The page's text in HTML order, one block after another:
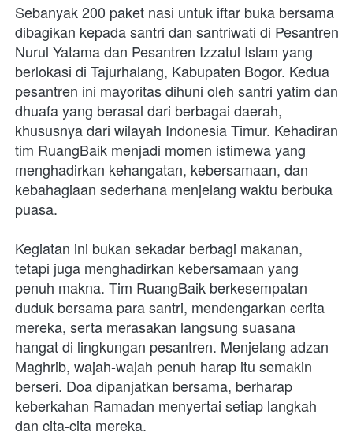
Sebanyak 200 paket nasi untuk iftar buka bersama
dibagikan kepada santri dan santriwati di Pesantren
Nurul Yatama dan Pesantren Izzatul Islam yang
berlokasi di Tajurhalang, Kabupaten Bogor. Kedua
pesantren ini mayoritas dihuni oleh santri yatim dan
dhuafa yang berasal dari berbagai daerah,
khususnya dari wilayah Indonesia Timur. Kehadiran
tim RuangBaik menjadi momen istimewa yang
menghadirkan kehangatan, kebersamaan, dan
kebahagiaan sederhana menjelang waktu berbuka
puasa.
Kegiatan ini bukan sekadar berbagi makanan,
tetapi juga menghadirkan kebersamaan yang
penuh makna. Tim RuangBaik berkesempatan
duduk bersama para santri, mendengarkan cerita
mereka, serta merasakan langsung suasana
hangat di lingkungan pesantren. Menjelang adzan
Maghrib, wajah-wajah penuh harap itu semakin
berseri. Doa dipanjatkan bersama, berharap
keberkahan Ramadan menyertai setiap langkah
dan cita-cita mereka.